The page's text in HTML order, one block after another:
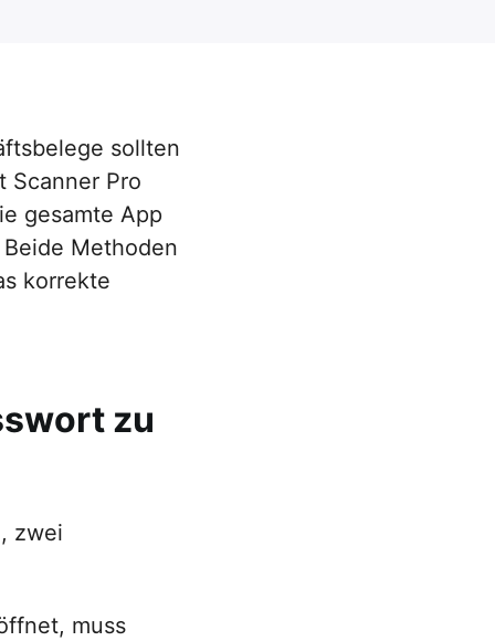
sollten
Scanner Pro
gesamte App
Methoden
korrekte
zu
zwei
muss